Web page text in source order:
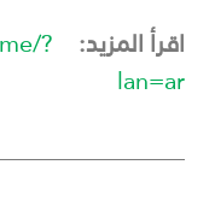
اقرأ المزيد:
?
lan=ar